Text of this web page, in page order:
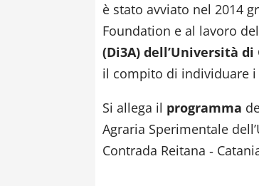
è stato avviato nel 2014
Foundation e al lavoro del
(Di3A) dell’Università di
il compito di individuare i
Si allega il programma
Agraria Sperimentale
Contrada Reitana ‐